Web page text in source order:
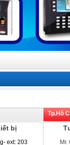
Tp.Hồ
bị
ext: 203